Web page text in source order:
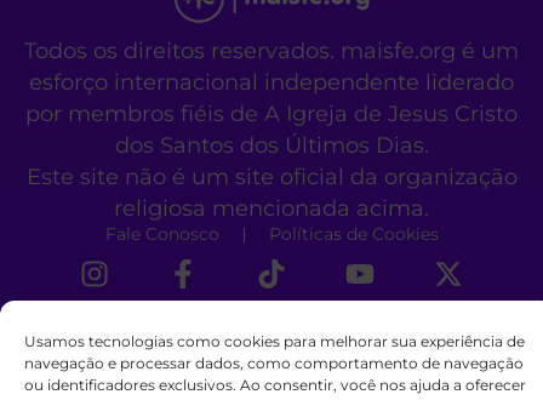
Usamos tecnologias como cookies para melhorar sua experiência de
navegação e processar dados, como comportamento de navegação
ou identificadores exclusivos. Ao consentir, você nos ajuda a oferecer
Todos os direitos reservados. maisfe.org é um
esforço internacional independente liderado
por membros fiéis de A Igreja de Jesus Cristo
dos Santos dos Últimos Dias.
Este site não é um site oficial da organização
religiosa mencionada acima.
Fale Conosco Políticas de Cookies